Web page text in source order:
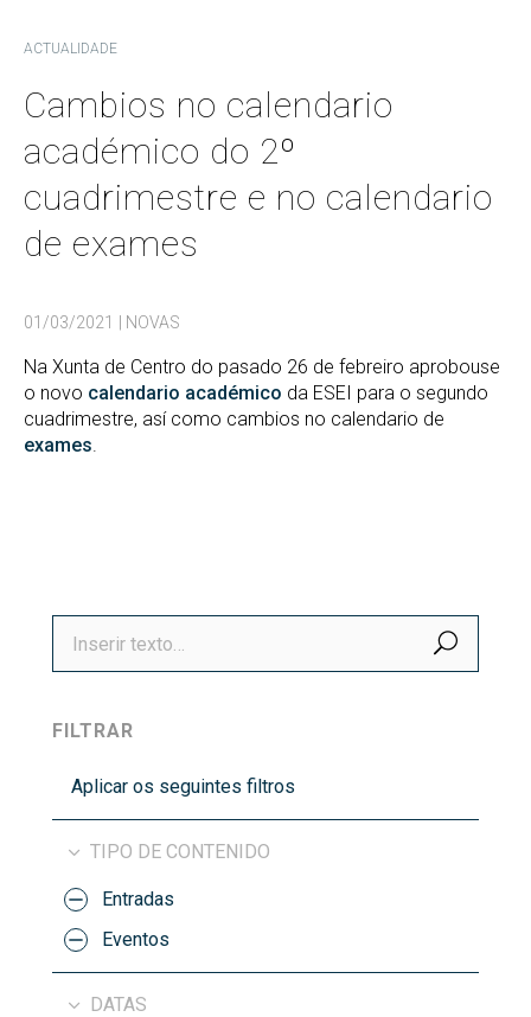
ACTUALIDADE
Cambios no calendario
académico do 2º
cuadrimestre e no calendario
de exames
01/03/2021 | NOVAS
Na Xunta de Centro do pasado 26 de febreiro aprobouse
o novo calendario académico da ESEI para o segundo
cuadrimestre, así como cambios no calendario de
exames.
FILTRAR
Aplicar os seguintes filtros
TIPO DE CONTENIDO
Entradas
Eventos
DATAS